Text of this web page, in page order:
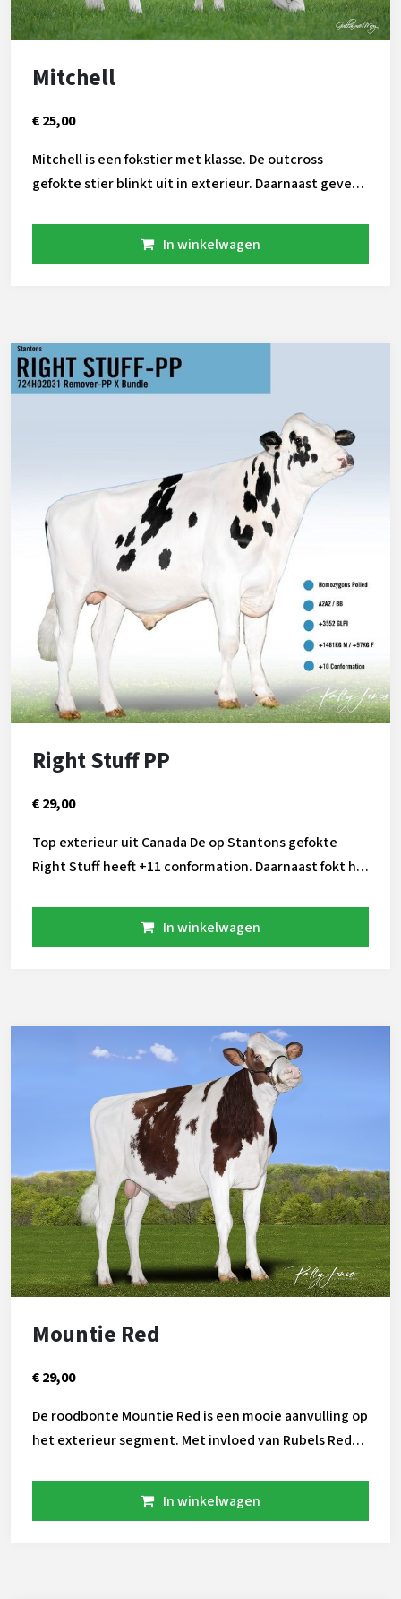
Mitchell
€ 25,00
Mitchell is een fokstier met klasse. De outcross
gefokte stier blinkt uit in exterieur. Daarnaast geven
In winkelwagen
Right Stuff PP
€ 29,00
Top exterieur uit Canada De op Stantons gefokte
Right Stuff heeft +11 conformation. Daarnaast fokt hij
In winkelwagen
Mountie Red
€ 29,00
De roodbonte Mountie Red is een mooie aanvulling op
het exterieur segment. Met invloed van Rubels Red
productie in zijn index. Uiers die zowel hoog als breed
In winkelwagen